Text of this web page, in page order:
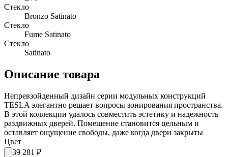
Стекло
Bronzo Satinato
Стекло
Fume Satinato
Стекло
Satinato
Описание товара
Непревзойденный дизайн серии модульных конструкций
TESLA элегантно решает вопросы зонирования пространства.
В этой коллекции удалось совместить эстетику и надежность
раздвижных дверей. Помещение становится цельным и
оставляет ощущение свободы, даже когда двери закрыты
Цвет
39 281 ₽